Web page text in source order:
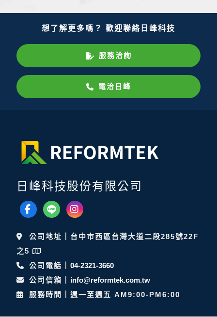
想了解更多嗎？ 歡迎聯絡日峰科技
服務洽詢
電洽日峰
日峰科技股份有限公司
公司地址｜台中市西區台灣大道二段285號22F
之5
公司電話｜ 04-2321-3660
公司信箱｜ info@reformtek.com.tw
服務時間｜週一至週五 AM9:00-PM6:00